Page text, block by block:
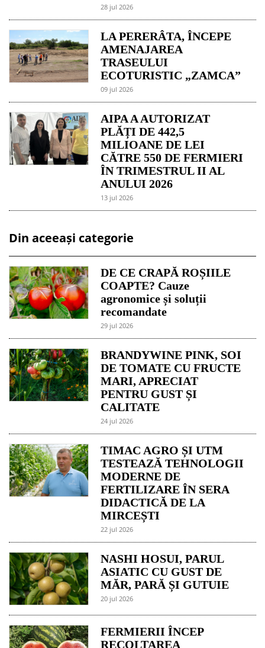
28 jul 2026
LA PERERÂTA, ÎNCEPE
AMENAJAREA
TRASEULUI
ECOTURISTIC „ZAMCA”
09 jul 2026
AIPA A AUTORIZAT
PLĂȚI DE 442,5
MILIOANE DE LEI
CĂTRE 550 DE FERMIERI
ÎN TRIMESTRUL II AL
ANULUI 2026
13 jul 2026
Din aceeași categorie
DE CE CRAPĂ ROȘIILE
COAPTE? Cauze
agronomice și soluții
recomandate
29 jul 2026
BRANDYWINE PINK, SOI
DE TOMATE CU FRUCTE
MARI, APRECIAT
PENTRU GUST ȘI
CALITATE
24 jul 2026
TIMAC AGRO ȘI UTM
TESTEAZĂ TEHNOLOGII
MODERNE DE
FERTILIZARE ÎN SERA
DIDACTICĂ DE LA
MIRCEȘTI
22 jul 2026
NASHI HOSUI, PARUL
ASIATIC CU GUST DE
MĂR, PARĂ ȘI GUTUIE
20 jul 2026
FERMIERII ÎNCEP
RECOLTAREA